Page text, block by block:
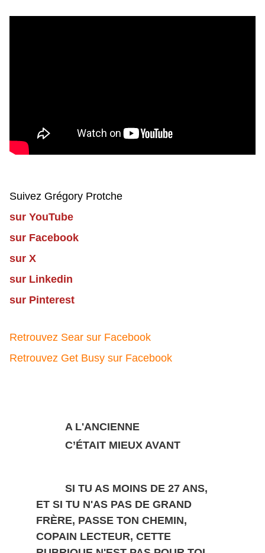
Suivez Grégory Protche
sur YouTube
sur Facebook
sur X
sur Linkedin
sur Pinterest
Retrouvez Sear sur Facebook
Retrouvez Get Busy sur Facebook
A L'ANCIENNE
C’ÉTAIT MIEUX AVANT
SI TU AS MOINS DE 27 ANS,
ET SI TU N'AS PAS DE GRAND
FRÈRE, PASSE TON CHEMIN,
COPAIN LECTEUR, CETTE